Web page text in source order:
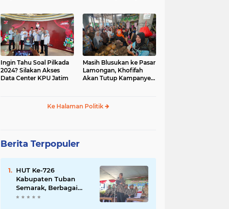
Ingin Tahu Soal Pilkada
2024? Silakan Akses
Data Center KPU Jatim
Masih Blusukan ke Pasar
Lamongan, Khofifah
Akan Tutup Kampanye
Ke Halaman Politik
Berita Terpopuler
HUT Ke-726
Kabupaten Tuban
Semarak, Berbagai
Prestasinya Pun